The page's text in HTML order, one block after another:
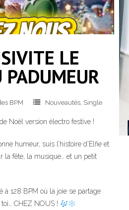
LE
PADUMEUR
BPM Nouveautés, Single
Noël version électro festive !
humeur, suis l’histoire d’Elfie et
la fête, la musique… et un petit
à 128 BPM où la joie se partage
CHEZ NOUS !